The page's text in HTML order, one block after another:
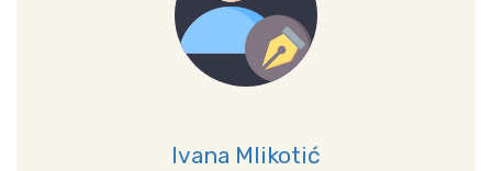
Ivana Mlikotić